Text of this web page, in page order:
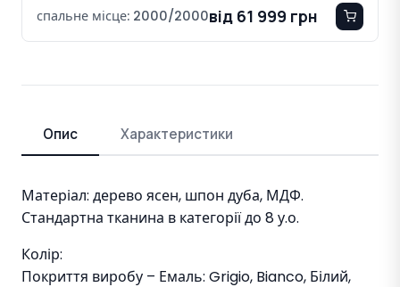
спальне місце: 2000/2000від 61 999 грн
Опис Характеристики
Матеріал: дерево ясен, шпон дуба, МДФ.
Стандартна тканина в категорії до 8 у.о.
Колір:
Покриття виробу – Емаль: Grigio, Bianco, Білий,